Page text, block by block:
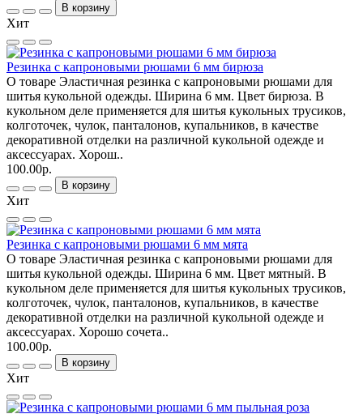
В корзину
Хит
Резинка с капроновыми рюшами 6 мм бирюза
О товаре Эластичная резинка с капроновыми рюшами для
шитья кукольной одежды. Ширина 6 мм. Цвет бирюза. В
кукольном деле применяется для шитья кукольных трусиков,
колготочек, чулок, панталонов, купальников, в качестве
декоративной отделки на различной кукольной одежде и
аксессуарах. Хорош..
100.00р.
В корзину
Хит
Резинка с капроновыми рюшами 6 мм мята
О товаре Эластичная резинка с капроновыми рюшами для
шитья кукольной одежды. Ширина 6 мм. Цвет мятный. В
кукольном деле применяется для шитья кукольных трусиков,
колготочек, чулок, панталонов, купальников, в качестве
декоративной отделки на различной кукольной одежде и
аксессуарах. Хорошо сочета..
100.00р.
В корзину
Хит